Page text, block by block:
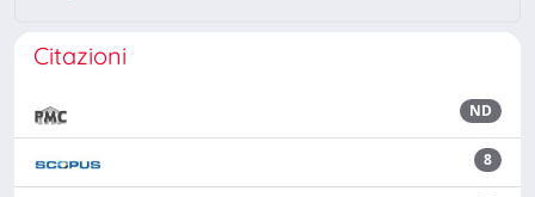
Citazioni
ND
8